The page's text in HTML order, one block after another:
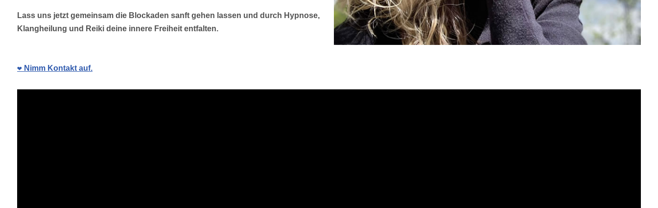
Lass uns jetzt gemeinsam die Blockaden sanft gehen lassen und durch Hypnose,
Klangheilung und Reiki deine innere Freiheit entfalten.
❤️ Nimm Kontakt auf.